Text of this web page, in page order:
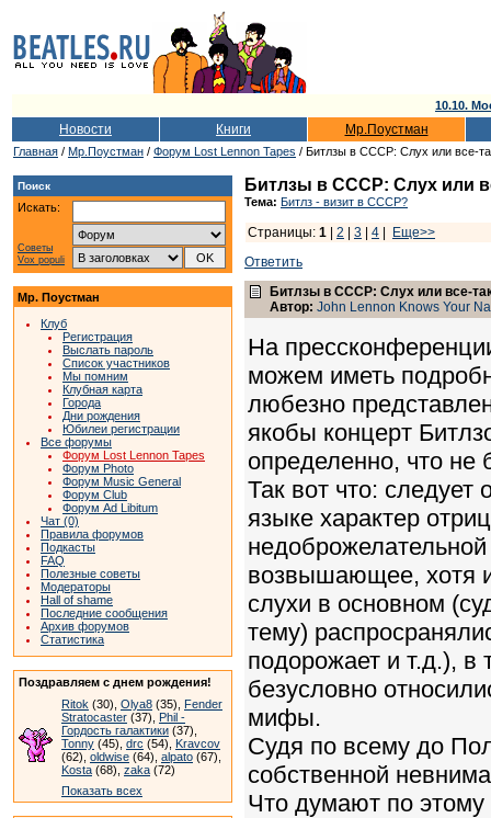
10.10.
Новости Книги Мр.Поустман
Главная / Мр.Поустман / Форум Lost Lennon Tapes / Битлзы в СССР: Слух или все-
Поиск
Искать:
Советы
Vox populi
Мр. Поустман
Клуб
Регистрация
Выслать пароль
Список участников
Мы помним
Клубная карта
Города
Дни рождения
Юбилеи регистрации
Все форумы
Форум Lost Lennon Tapes
Форум Photo
Форум Music General
Форум Club
Форум Ad Libitum
Чат (0)
Правила форумов
Подкасты
FAQ
Полезные советы
Модераторы
Hall of shame
Последние сообщения
Архив форумов
Статистика
Поздравляем с днем рождения!
Ritok (30), Olya8 (35), Fender
Stratocaster (37), Phil -
Гордость галактики (37),
Tonny (45), drc (54), Kravcov
(62), oldwise (64), alpato (67),
Kosta (68), zaka (72)
Показать всех
Битлзы в СССР: Слух или
Тема: Битлз - визит в СССР?
Страницы: 1 2 3 4
Еще>>
Ответить
Битлзы в СССР: Слух или все-
Автор: John Lennon Knows Your
На
можем иметь
любезно
якобы концерт
определенно, что не
Так вот что: следует
языке характер
возвышающее, хотя
слухи в основном
тему)
подорожает и т.д.),
безусловно
мифы.
Судя по всему до
собственной
Что думают по этому